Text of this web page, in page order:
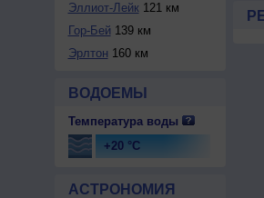
Эллиот-Лейк121 км
Гор-Бей 139 км
Эрлтон 160 км
ВОДОЕМЫ
Температура воды
+20 °C
АСТРОНОМИЯ